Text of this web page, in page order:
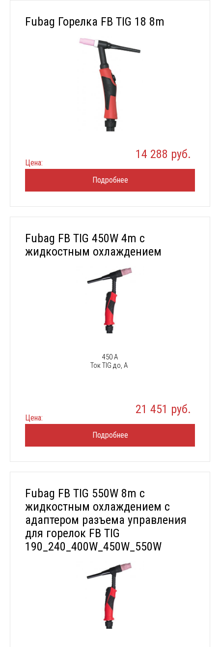
Fubag Горелка FB TIG 18 8m
Цена:
14 288 руб.
Подробнее
Fubag FB TIG 450W 4m с
жидкостным охлаждением
450 А
Ток TIG до, А
Цена:
21 451 руб.
Подробнее
Fubag FB TIG 550W 8m с
жидкостным охлаждением с
адаптером разъема управления
для горелок FB TIG
190_240_400W_450W_550W